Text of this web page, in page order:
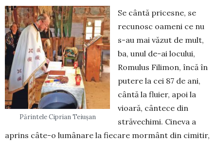
Părintele Ciprian Teiușan
Se cântă pricesne, se
recunosc oameni ce nu
s-au mai văzut de mult,
ba, unul de-ai locului,
Romulus Filimon, încă în
putere la cei 87 de ani,
cântă la fluier, apoi la
vioară, cântece din
străvechimi. Cineva a
aprins câte-o lumânare la fiecare mormânt din cimitir,